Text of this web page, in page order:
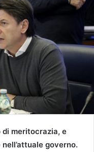
di meritocrazia, e
governo.